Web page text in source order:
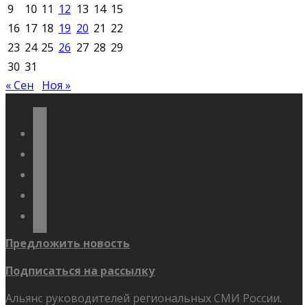
9
10 11 12 13 14 15
16 17 18 19 20 21 22
23 24 25 26 27 28 29
30 31
« Сен
Ноя »
Предложить новость
Подписаться на рассылку
Альянс руководителей региональных СМИ России.